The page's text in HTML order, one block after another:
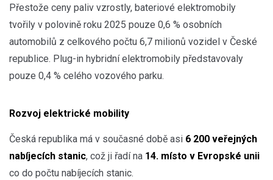
Přestože ceny paliv vzrostly, bateriové elektromobily
tvořily v polovině roku 2025 pouze 0,6 % osobních
automobilů z celkového počtu 6,7 milionů vozidel v České
republice. Plug-in hybridní elektromobily představovaly
pouze 0,4 % celého vozového parku.
Rozvoj elektrické mobility
Česká republika má v současné době asi 6 200 veřejných
nabíjecích stanic, což ji řadí na 14. místo v Evropské unii
co do počtu nabíjecích stanic.